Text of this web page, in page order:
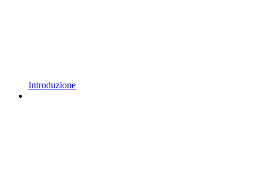
Introduzione